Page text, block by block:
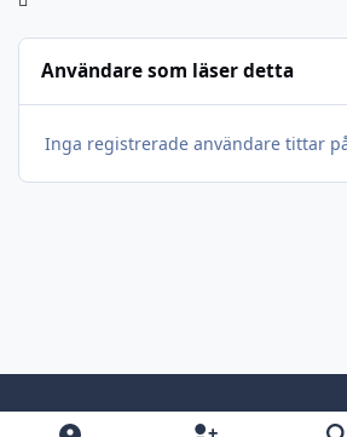
Användare som läser detta
Inga registrerade användare tittar